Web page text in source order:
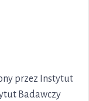
przez Instytut
Badawczy